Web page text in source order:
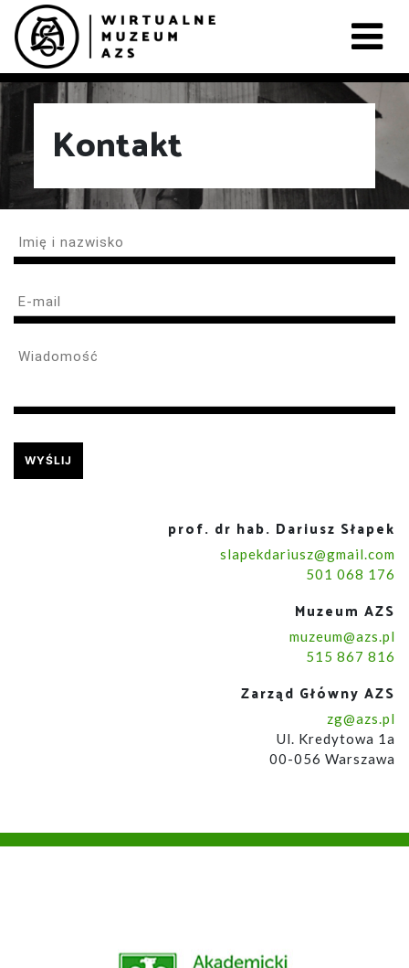
Kontakt
prof. dr hab. Dariusz Słapek
slapekdariusz@gmail.com
501 068 176
Muzeum AZS
muzeum@azs.pl
515 867 816
Zarząd Główny AZS
zg@azs.pl
Ul. Kredytowa 1a
00-056 Warszawa